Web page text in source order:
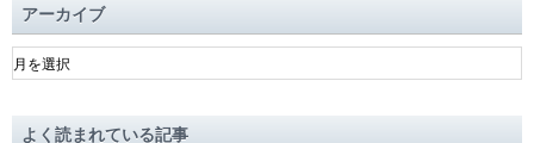
アーカイブ
ア
ー
よく読まれている記事